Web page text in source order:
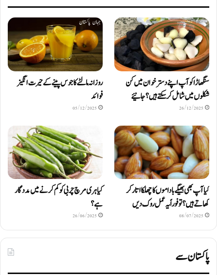
سنگھاڑا کو آپ اپنے دستر خوان میں کن
شکلوں میں شامل کرسکتے ہیں ؟ جانیئے
26/12/2025
روزانہ مالٹے کا جوس پینے کے حیرت انگیز
فوائد
05/12/2025
کیا آپ بھی بھیگے باداموں کا چھلکا اتار کر
کھاتے ہیں؟ تو فوراً یہ عمل روک دیں
08/07/2025
کیا ہری مرچ چربی کو کم کرنے میں مددگار
ہے؟
26/06/2025
پاکستان سے